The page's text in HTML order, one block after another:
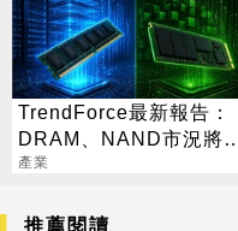
TrendForce最新報告：
DRAM、NAND市況將
道揚鑣
產業
推薦閱讀